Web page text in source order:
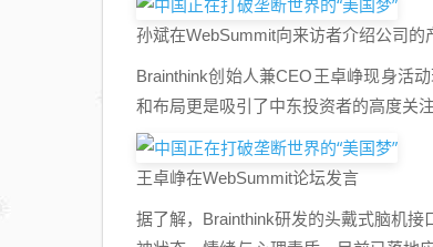
孙斌在WebSummit向来访者介绍公司的
Brainthink创始人兼CEO王卓峥现身活
和布局更是吸引了中东投资者的高度关
王卓峥在WebSummit论坛发言
据了解，Brainthink研发的头戴式脑机